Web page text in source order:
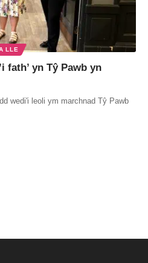
LLE
fath’ yn Tŷ Pawb yn
wedi'i leoli ym marchnad Tŷ Pawb